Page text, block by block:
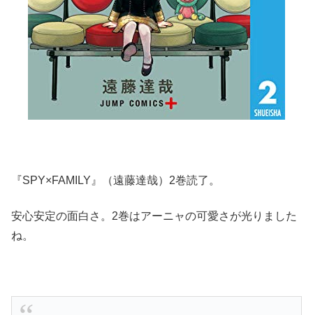
『SPY×FAMILY』（遠藤達哉）2巻読了。
安心安定の面白さ。2巻はアーニャの可愛さが光りました
ね。